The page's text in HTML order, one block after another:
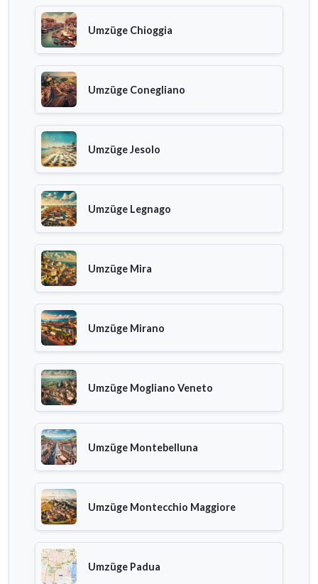
Umzüge Chioggia
Umzüge Conegliano
Umzüge Jesolo
Umzüge Legnago
Umzüge Mira
Umzüge Mirano
Umzüge Mogliano Veneto
Umzüge Montebelluna
Umzüge Montecchio Maggiore
Umzüge Padua